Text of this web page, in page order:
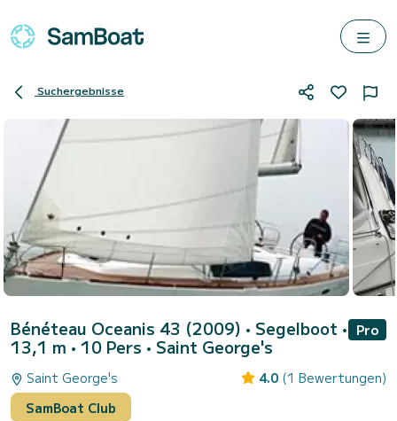
Suchergebnisse
Bénéteau Oceanis 43 (2009) • Segelboot •
13,1 m • 10 Pers • Saint George's
Pro
Saint George's 4.0 (1 Bewertungen)
SamBoat Club